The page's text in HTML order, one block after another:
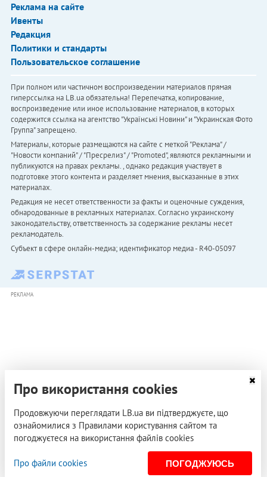
Реклама на сайте
Ивенты
Редакция
Политики и стандарты
Пользовательское соглашение
При полном или частичном воспроизведении материалов прямая
гиперссылка на LB.ua обязательна! Перепечатка, копирование,
воспроизведение или иное использование материалов, в которых
содержится ссылка на агентство "Українськi Новини" и "Украинская Фото
Группа" запрещено.
Материалы, которые размещаются на сайте с меткой "Реклама" /
"Новости компаний" / "Пресрелиз" / "Promoted", являются рекламными и
публикуются на правах рекламы. , однако редакция участвует в
подготовке этого контента и разделяет мнения, высказанные в этих
материалах.
Редакция не несет ответственности за факты и оценочные суждения,
обнародованные в рекламных материалах. Согласно украинскому
законодательству, ответственность за содержание рекламы несет
рекламодатель.
Субъект в сфере онлайн-медиа; идентификатор медиа - R40-05097
РЕКЛАМА
Про використання cookies
Продовжуючи переглядати LB.ua ви підтверджуєте, що
ознайомилися з Правилами користування сайтом та
погоджуєтеся на використання файлів cookies
Про файли cookies ПОГОДЖУЮСЬ